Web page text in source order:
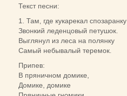
Текст песни:
1. Там, где кукарекал спозаранку
Звонкий леденцовый петушок.
Выглянул из леса на полянку
Самый небывалый теремок.
Припев:
В пряничном домике,
Домике, домике